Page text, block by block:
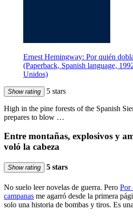
Ernest Hemingway: Por quién
(Paperback, Spanish language,
Unidos)
Show rating 5 stars
High in the pine forests of the Spanish
prepares to blow …
Entre montañas, explosivos y
voló la cabeza
Show rating 5 stars
No suelo leer novelas de guerra. Pero Por
campanas me agarró desde la primera
solo una historia de bombas y tiros. Es